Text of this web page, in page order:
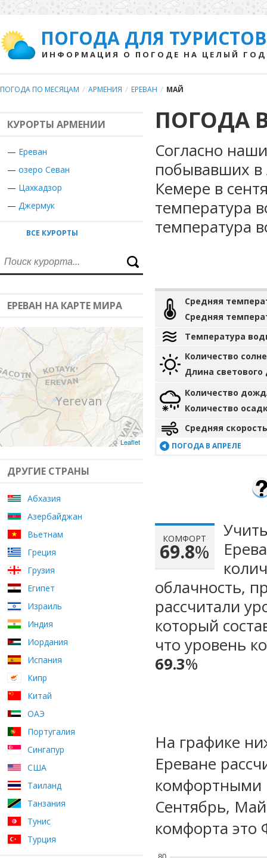
ПОГОДА ДЛЯ ТУРИСТОВ
ИНФОРМАЦИЯ О ПОГОДЕ НА ЦЕЛЫЙ ГОД
ПОГОДА ПО МЕСЯЦАМ / АРМЕНИЯ / ЕРЕВАН / МАЙ
КУРОРТЫ АРМЕНИИ
— Ереван
— озеро Севан
— Цахкадзор
— Джермук
ВСЕ КУРОРТЫ
ЕРЕВАН НА КАРТЕ МИРА
Leaflet
ДРУГИЕ СТРАНЫ
Абхазия
Азербайджан
Вьетнам
Греция
Грузия
Египет
Израиль
Индия
Иордания
Испания
Кипр
Китай
ОАЭ
Португалия
Сингапур
США
Таиланд
Танзания
Тунис
Турция
ПОГОДА
Согласно
побывавших в
Кемере в
температура
температура
Средняя
Средняя
Температура
Количество
Длина светового
Количество
Количество
Средняя
ПОГОДА В АПРЕЛЕ
КОМФОРТ
69.8%
облачность,
рассчитали
который
что уровень
69.3%
На графике
Ереване
комфортными
Сентябрь,
комфорта это